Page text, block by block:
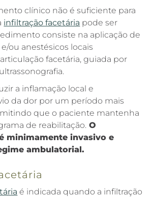
clínico não é suficiente para
infiltração facetária pode ser
consiste na aplicação de
ou anestésicos locais
facetária, guiada por
a inflamação local e
da dor por um período mais
que o paciente mantenha
de reabilitação. O
minimamente invasivo e
ambulatorial.
é indicada quando a infiltração